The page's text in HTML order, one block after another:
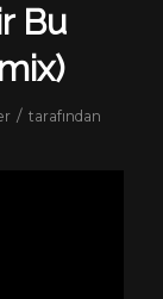
Bu
/ tarafından